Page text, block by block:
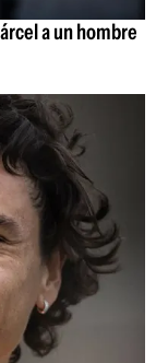
a un hombre